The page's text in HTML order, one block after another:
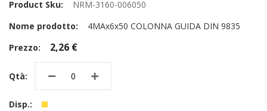
NRM-3160-006050
4MAx6x50 COLONNA GUIDA DIN 9835
2,26 €